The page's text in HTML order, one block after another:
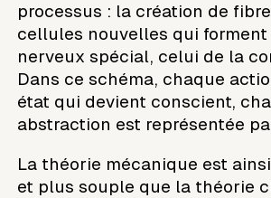
processus : la création de
cellules nouvelles qui forment
nerveux spécial, celui de la
Dans ce schéma, chaque
état qui devient conscient,
abstraction est représentée
La théorie mécanique est
et plus souple que la théorie